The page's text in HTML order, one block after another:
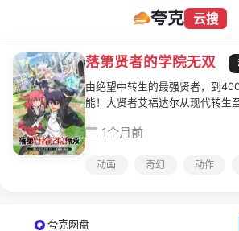
夸克 云搜
落第贤者的学院无双
由绝望中转生的最强贤者，到
能！大贤者艾福达尔从现代转生
达绝望与后悔的尽头后－－划下
的魔术知识与力量转世重生，更
1个月前
动画 奇幻 动作
夸克网盘